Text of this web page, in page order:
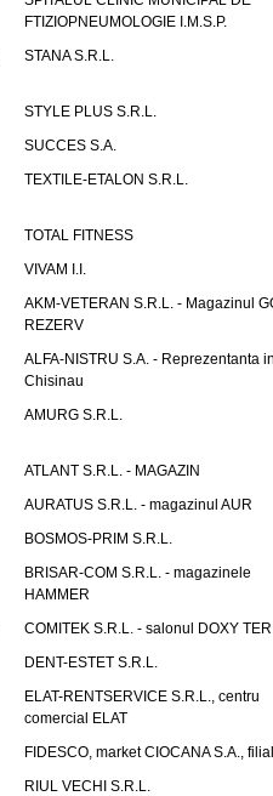
FTIZIOPNEUMOLOGIE I.M.S.P.
STANA S.R.L.
STYLE PLUS S.R.L.
SUCCES S.A.
TEXTILE-ETALON S.R.L.
TOTAL FITNESS
VIVAM I.I.
AKM-VETERAN S.R.L. - Magazinul
REZERV
ALFA-NISTRU S.A. - Reprezentanta
Chisinau
AMURG S.R.L.
ATLANT S.R.L. - MAGAZIN
AURATUS S.R.L. - magazinul AUR
BOSMOS-PRIM S.R.L.
BRISAR-COM S.R.L. - magazinele
HAMMER
COMITEK S.R.L. - salonul DOXY
DENT-ESTET S.R.L.
ELAT-RENTSERVICE S.R.L., centru
comercial ELAT
FIDESCO, market CIOCANA S.A.,
RIUL VECHI S.R.L.